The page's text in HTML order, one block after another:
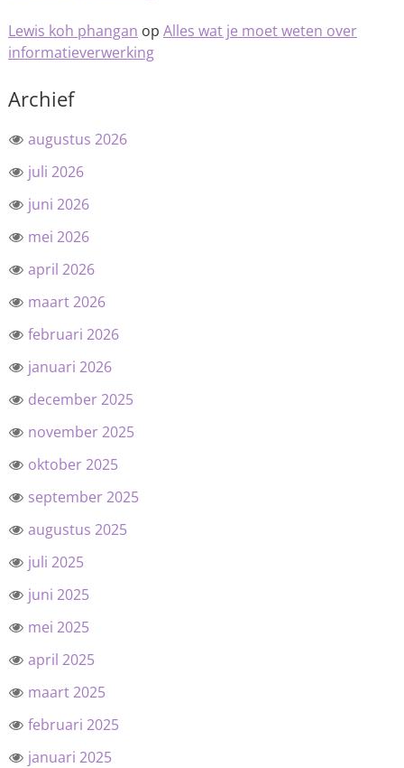
Lewis koh phangan op Alles wat je moet weten over
informatieverwerking
Archief
augustus 2026
juli 2026
juni 2026
mei 2026
april 2026
maart 2026
februari 2026
januari 2026
december 2025
november 2025
oktober 2025
september 2025
augustus 2025
juli 2025
juni 2025
mei 2025
april 2025
maart 2025
februari 2025
januari 2025